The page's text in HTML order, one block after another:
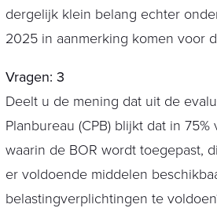
dergelijk klein belang echter
2025 in aanmerking komen voor
Vragen: 3
Deelt u de mening dat uit de
Planbureau (CPB) blijkt dat in
waarin de BOR wordt toegepast,
er voldoende middelen
belastingverplichtingen te